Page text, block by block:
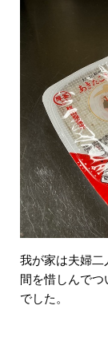
我が家は夫婦
間を惜しんで
でした。